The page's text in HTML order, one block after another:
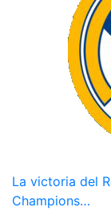
La victoria del
Champions…